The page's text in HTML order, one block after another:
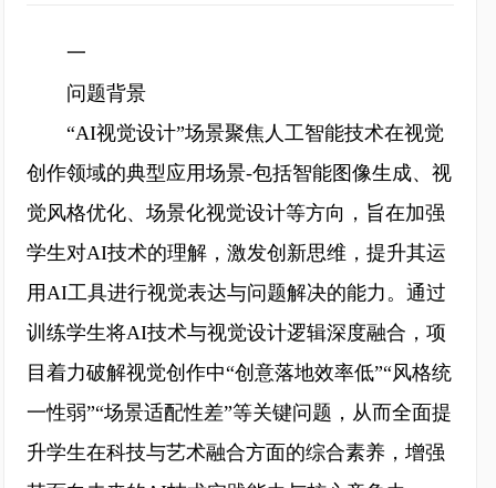
一
问题背景
“AI视觉设计”场景聚焦人工智能技术在视觉
创作领域的典型应用场景-包括智能图像生成、视
觉风格优化、场景化视觉设计等方向，旨在加强
学生对AI技术的理解，激发创新思维，提升其运
用AI工具进行视觉表达与问题解决的能力。通过
训练学生将AI技术与视觉设计逻辑深度融合，项
目着力破解视觉创作中“创意落地效率低”“风格统
一性弱”“场景适配性差”等关键问题，从而全面提
升学生在科技与艺术融合方面的综合素养，增强